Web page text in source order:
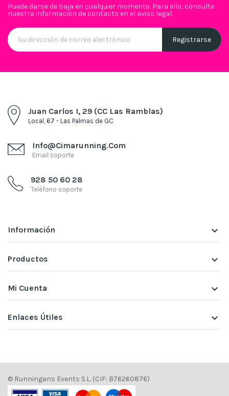
Puede darse de baja en cualquier momento. Para ello, consulte
nuestra información de contacto en el aviso legal.
Juan Carlos I, 29 (CC Las Ramblas)
Local, 67 - Las Palmas de GC
Info@cimarunning.com
Email soporte
928 50 60 28
Teléfono soporte
Información keyboard_arrow_down
Productos keyboard_arrow_down
Mi Cuenta keyboard_arrow_down
Enlaces Útiles keyboard_arrow_down
© Runningans Events S.L. (CIF: B76260876)